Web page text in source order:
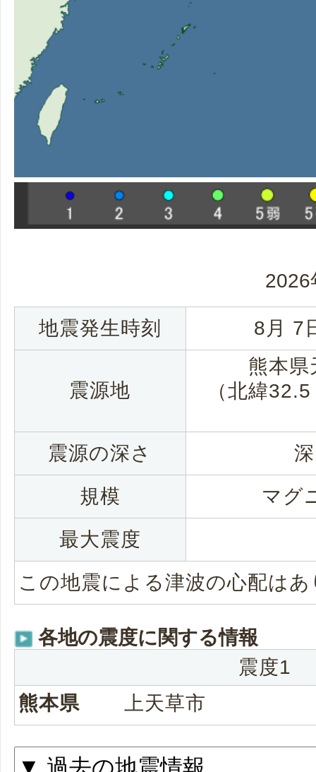
2026
地震発生時刻 8月 7
震源地
熊本県
（北緯
震源の深さ
規模
マグ
最大震度
この地震による津波の心配は
各地の震度に関する情報
震度1
熊本県
上天草市